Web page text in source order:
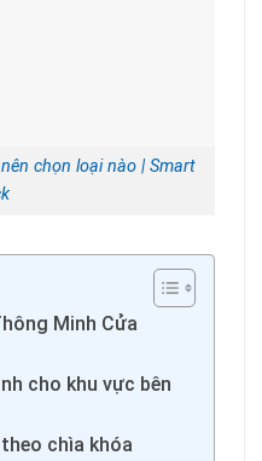
chọn loại nào | Smart
Minh Cửa
cho khu vực bên
chìa khóa